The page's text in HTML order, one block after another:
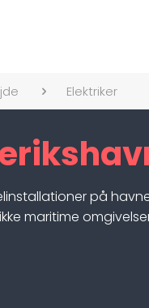
Elektriker
på
maritime